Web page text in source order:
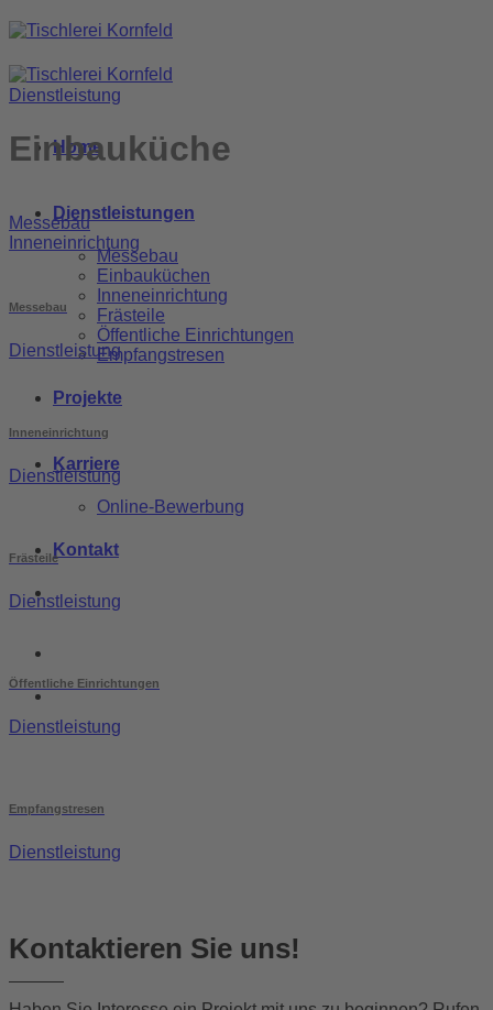
Zum
Inhalt
Home
Dienstleistungen
Messebau
Einbauküchen
Inneneinrichtung
Frästeile
Öffentliche Einrichtungen
Empfangstresen
Projekte
Karriere
Online-Bewerbung
Kontakt
Dienstleistung
Einbauküche
Messebau
Inneneinrichtung
Messebau
Dienstleistung
Inneneinrichtung
Dienstleistung
Frästeile
Dienstleistung
Öffentliche Einrichtungen
Dienstleistung
Empfangstresen
Dienstleistung
Kontaktieren Sie uns!